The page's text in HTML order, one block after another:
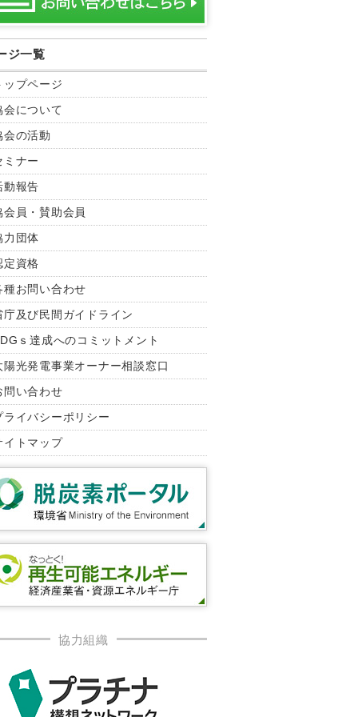
ジ一覧
ップページ
会について
会の活動
ミナー
動報告
会員・賛助会員
力団体
定資格
種お問い合わせ
庁及び民間ガイドライン
ｓ達成へのコミットメント
陽光発電事業オーナー相談窓口
問い合わせ
ライバシーポリシー
イトマップ
協力組織